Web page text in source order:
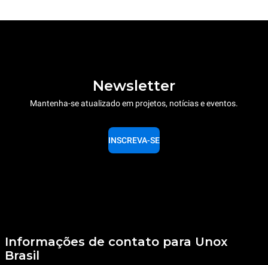
Newsletter
Mantenha-se atualizado em projetos, notícias e eventos.
INSCREVA-SE
Informações de contato para Unox
Brasil